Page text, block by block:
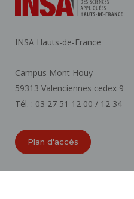
INSA Hauts-de-France
Campus Mont Houy
59313 Valenciennes cedex 9
Tél. : 03 27 51 12 00 / 12 34
Plan d'accès